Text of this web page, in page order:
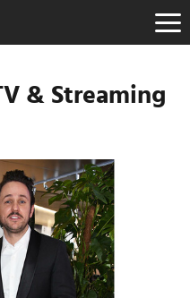
& Streaming